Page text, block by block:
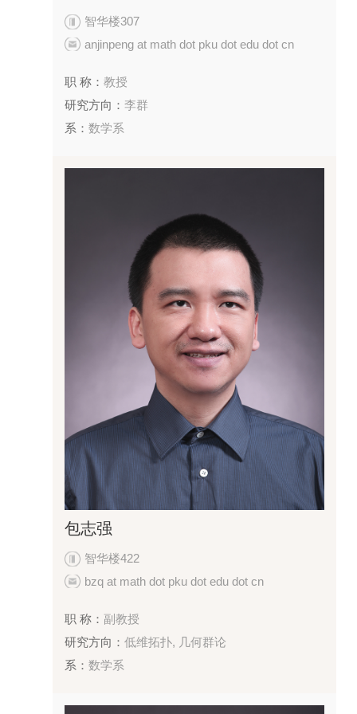
智华楼307
anjinpeng at math dot pku dot edu dot cn
职 称：教授
研究方向：李群
系：数学系
包志强
智华楼422
bzq at math dot pku dot edu dot cn
职 称： 副教授
研究方向：低维拓扑, 几何群论
系：数学系